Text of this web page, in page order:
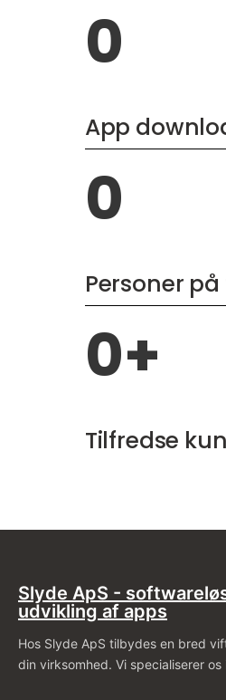
0
App
0
Personer
0+
Tilfredse
Slyde ApS -
udvikling af apps
Hos Slyde ApS tilbydes en bred
din virksomhed. Vi specialiserer